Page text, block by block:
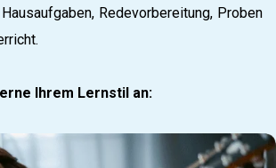
Redevorbereitung, Proben
Ihrem Lernstil an: